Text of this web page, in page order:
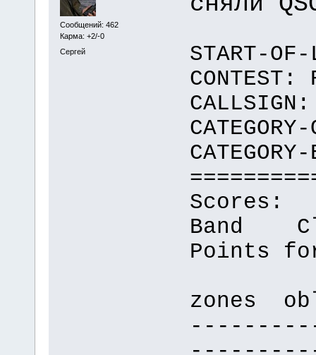
Сообщений: 462
Карма: +2/-0
Сергей
START-
CONTEST:
Scores:
Band
Points
zones